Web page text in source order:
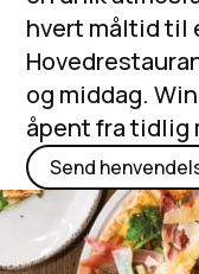
hvert måltid til
og middag.
åpent fra tidlig
Send